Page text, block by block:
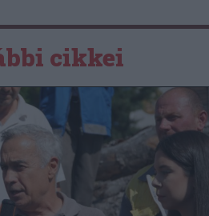
cikkei